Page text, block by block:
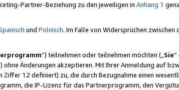
Partner-Beziehung zu den jeweiligen in Anhang 1
und Polnisch. Im Falle von Widersprüchen zwischen
“) teilnehmen oder teilnehmen möchten („Sie“
ohne Änderungen akzeptieren. Mit Ihrer Anmeldung auf
Ziffer 12 definiert) zu, die durch Bezugnahme einen
die IP-Lizenz für das Partnerprogramm, den